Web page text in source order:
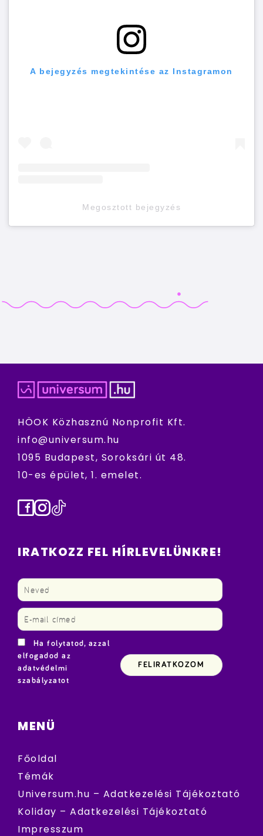
A bejegyzés megtekintése az Instagramon
Megosztott bejegyzés
HÖOK Közhasznú Nonprofit Kft.
info@universum.hu
1095 Budapest, Soroksári út 48.
10-es épület, 1. emelet.
Facebook
Instagram
TikTok
IRATKOZZ FEL HÍRLEVELÜNKRE!
Ha folytatod, azzal
elfogadod az
adatvédelmi
szabályzatot
MENÜ
Főoldal
Témák
Universum.hu – Adatkezelési Tájékoztató
Koliday – Adatkezelési Tájékoztató
Impresszum